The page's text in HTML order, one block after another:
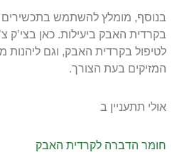
בנוסף, מומלץ להשתמש בתכשירים
בקרדית האבק ביעילות. כאן בצי’ק
לטיפול בקרדית האבק, וגם
המזיקים בעת הצורך.
אולי תתעניין ב
חומר הדברה לקרדית האבק